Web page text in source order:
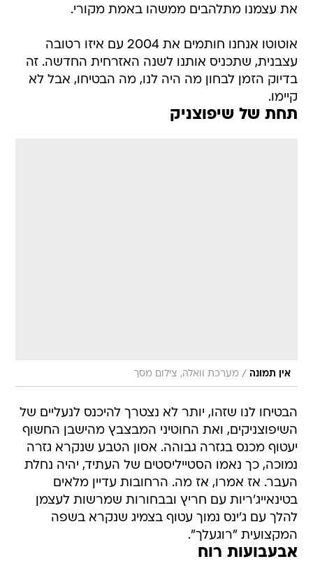
את עצמנו מתלהבים ממשהו באמת מקורי.
אוטוטו אנחנו חותמים את 2004 עם איזו רטובה
עצבנית, שתכניס אותנו לשנה האזרחית החדשה. זה
בדיוק הזמן לבחון מה היה לנו, מה הבטיחו, אבל לא
קיימו.
תחת של שיפוצניק
אין תמונה / מערכת וואלה, צילום מסך
הבטיחו לנו שזהו, יותר לא נצטרך להיכנס לנעליים של
השיפוצניקים, ואת החוטיני המבצבץ מהישבן החשוף
יעטוף מכנס בגזרה גבוהה. אסון הטבע שנקרא גזרה
נמוכה, כך נאמו הסטייליסטים של העתיד, יהיה נחלת
העבר. אז אמרו, אז מה. הרחובות עדיין מלאים
בטינאייג'ריות עם חריץ ובבחורות שמרשות לעצמן
להלך עם ג'ינס נמוך עטוף בצמיג שנקרא בשפה
המקצועית "רוגעלך".
אבעבועות רוח